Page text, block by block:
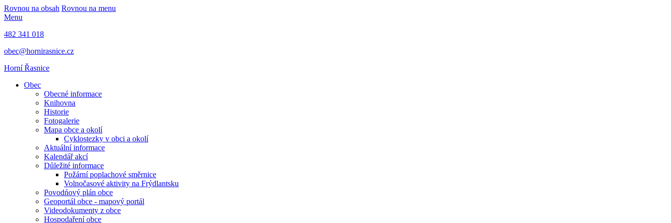
Rovnou na obsah Rovnou na menu
Menu
482 341 018
obec@hornirasnice.cz
Horní Řasnice
Obec
Obecné informace
Knihovna
Historie
Fotogalerie
Mapa obce a okolí
Cyklostezky v obci a okolí
Aktuální informace
Kalendář akcí
Důležité informace
Požární poplachové směrnice
Volnočasové aktivity na Frýdlantsku
Povodńový plán obce
Geoportál obce - mapový portál
Videodokumenty z obce
Hospodaření obce